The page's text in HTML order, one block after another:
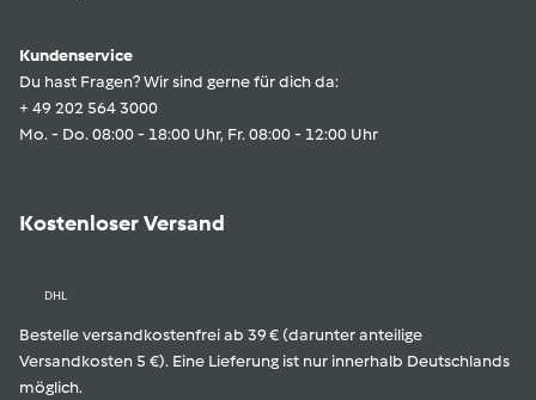
Kundenservice
Du hast Fragen? Wir sind gerne für dich da:
+ 49 202 564 3000
Mo. - Do. 08:00 - 18:00 Uhr, Fr. 08:00 - 12:00 Uhr
Kostenloser Versand
DHL
Bestelle versandkostenfrei ab 39 € (darunter anteilige
Versandkosten 5 €). Eine Lieferung ist nur innerhalb Deutschlands
möglich.